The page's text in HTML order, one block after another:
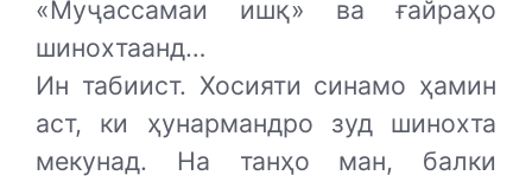
«Муҷассамаи ишқ» ва ғайраҳо
шинохтаанд…
Ин табиист. Хосияти синамо ҳамин
аст, ки ҳунармандро зуд шинохта
мекунад. На танҳо ман, балки